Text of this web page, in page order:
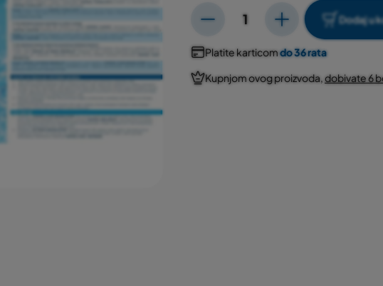
Dodaj u
Platite karticomdo 36 rata
Kupnjom ovog proizvoda,dobivate 6